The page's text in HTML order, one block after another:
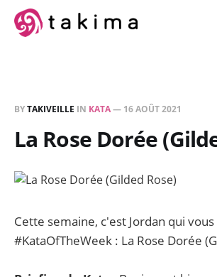
BYTAKIVEILLE IN KATA— 16 AOÛT 2021
La Rose Dorée
Cette semaine, c'est Jordan qui
#KataOfTheWeek : La Rose Dorée